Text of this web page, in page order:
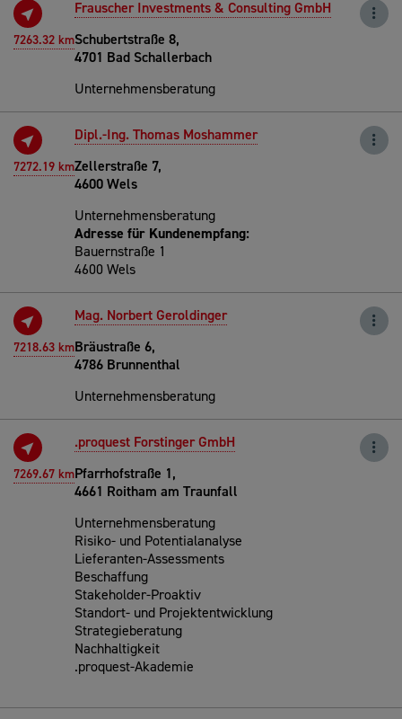
7263.32 km
Frauscher Investments & Consulting GmbH
Schubertstraße 8,
4701 Bad Schallerbach
Unternehmensberatung
7272.19 km
Dipl.-Ing. Thomas Moshammer
Zellerstraße 7,
4600 Wels
Unternehmensberatung
Adresse für Kundenempfang:
Bauernstraße 1
4600 Wels
7218.63 km
Mag. Norbert Geroldinger
Bräustraße 6,
4786 Brunnenthal
Unternehmensberatung
7269.67 km
.proquest Forstinger GmbH
Pfarrhofstraße 1,
4661 Roitham am Traunfall
Unternehmensberatung
Risiko- und Potentialanalyse
Lieferanten-Assessments
Beschaffung
Stakeholder-Proaktiv
Standort- und Projektentwicklung
Strategieberatung
Nachhaltigkeit
.proquest-Akademie